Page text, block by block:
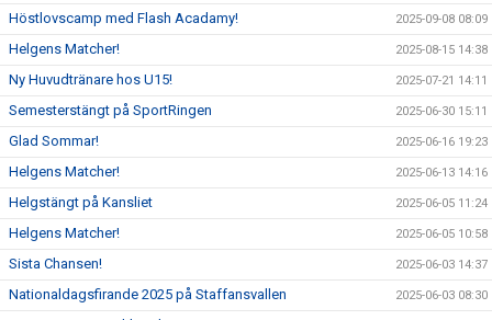
Höstlovscamp med Flash Acadamy! 2025-09-08 08:09
Helgens Matcher! 2025-08-15 14:38
Ny Huvudtränare hos U15! 2025-07-21 14:11
Semesterstängt på SportRingen 2025-06-30 15:11
Glad Sommar! 2025-06-16 19:23
Helgens Matcher! 2025-06-13 14:16
Helgstängt på Kansliet 2025-06-05 11:24
Helgens Matcher! 2025-06-05 10:58
Sista Chansen! 2025-06-03 14:37
Nationaldagsfirande 2025 på Staffansvallen 2025-06-03 08:30